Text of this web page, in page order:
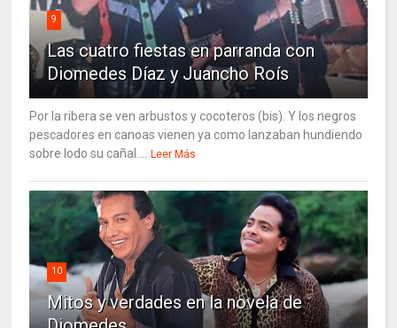
9
Las cuatro fiestas en parranda con
Diomedes Díaz y Juancho Roís
Por la ribera se ven arbustos y cocoteros (bis). Y los negros
pescadores en canoas vienen ya como lanzaban hundiendo
sobre lodo su cañal....
Leer Más
10
Mitos y verdades en la novela de